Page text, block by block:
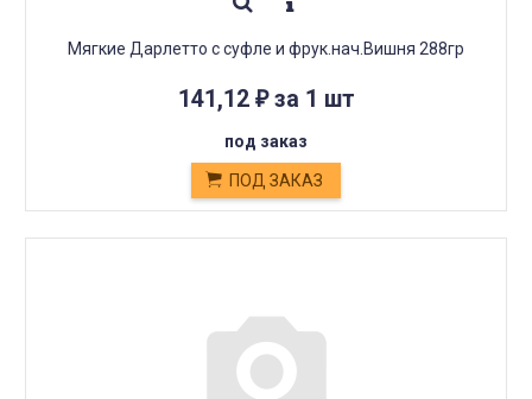
Мягкие Дарлетто с суфле и фрук.нач.Вишня 288гр
141,12 ₽за 1 шт
под заказ
ПОД ЗАКАЗ